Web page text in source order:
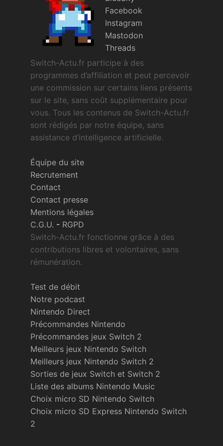
Facebook
Instagram
Mastodon
Threads
Switch-Actu.fr participe à des
programmes d’affiliation et peut percevoir
une commission sur certains liens présents
sur le site, sans coût supplémentaire pour
vous. Tous les contenus de Switch-Actu.fr
sont rédigés par notre équipe, sans
assistance d’intelligence artificielle.
Équipe du site
Recrutement
Contact
Contact presse
Mentions légales
C.G.U. - RGPD
Switch-Actu.fr fonctionne grâce à des
contributions libres et volontaires, sans
rémunération.
Test de débit
Notre podcast
Nintendo Direct
Précommandes Nintendo
Précommandes jeux Switch 2
Meilleurs jeux Nintendo Switch
Meilleurs jeux Nintendo Switch 2
Sorties de jeux Switch et Switch 2
Liste des albums Nintendo Music
Choix micro SD Nintendo Switch
Choix micro SD Express Nintendo Switch
2